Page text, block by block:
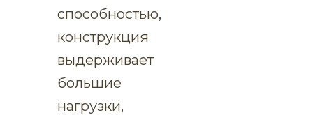
способностью,
конструкция
выдерживает
большие
нагрузки,